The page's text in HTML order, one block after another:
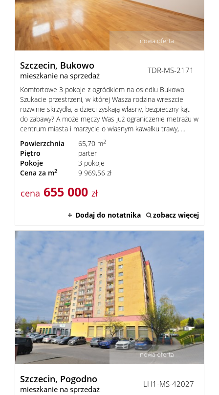
nowa oferta
Szczecin, Bukowo
mieszkanie na sprzedaż
TDR-MS-2171
Komfortowe 3 pokoje z ogródkiem na osiedlu Bukowo
Szukacie przestrzeni, w której Wasza rodzina wreszcie
rozwinie skrzydła, a dzieci zyskają własny, bezpieczny kąt
do zabawy? A może męczy Was już ograniczenie metrażu w
centrum miasta i marzycie o własnym kawałku trawy, ...
Powierzchnia
65,70 m2
Piętro
parter
Pokoje
3 pokoje
Cena za m2 9 969,56 zł
cena 655 000 zł
Dodaj do notatnika zobacz więcej
nowa oferta
Szczecin, Pogodno
mieszkanie na sprzedaż
LH1-MS-42027